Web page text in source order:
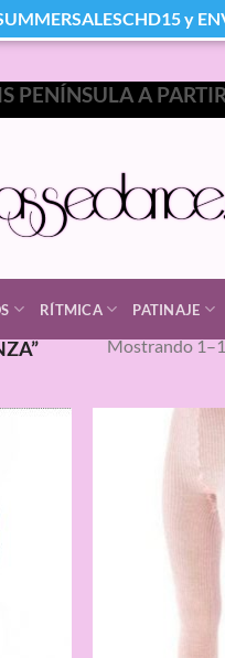
PENÍNSULA A
RÍTMICA PATINAJE
Mostrando
y